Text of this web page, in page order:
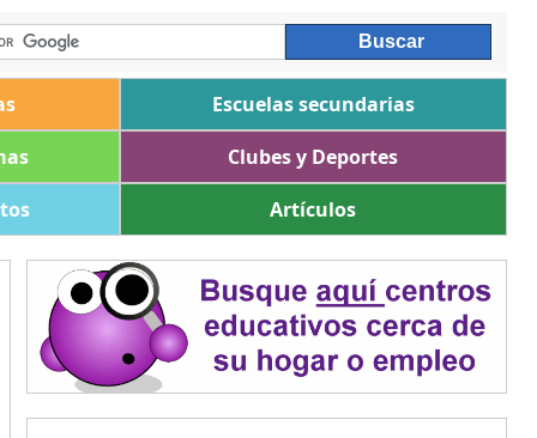
Escuelas secundarias
Clubes y Deportes
Artículos